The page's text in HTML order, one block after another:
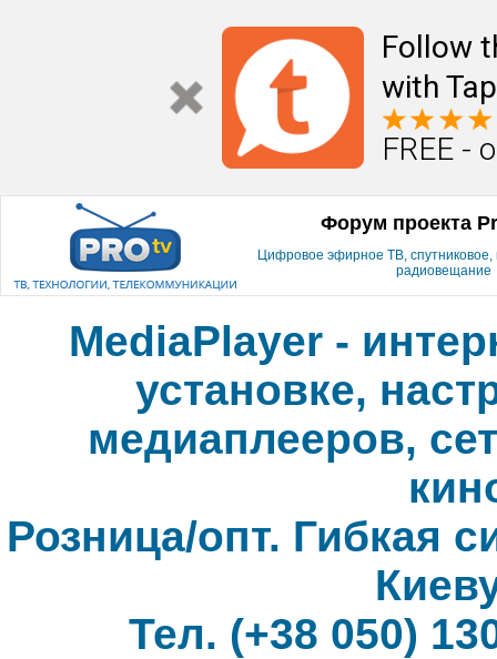
Follow
with
FREE -
Форум проекта
Цифровое эфирное ТВ, спутниковое,
радиовещание
MediaPlayer -
установке,
медиаплееров,
Розница/опт. Гибкая
Тел. (+38 050)